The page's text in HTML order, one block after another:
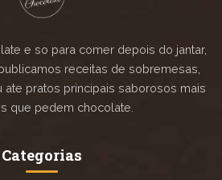
e so para comer depois do jantar,
receitas de sobremesas,
ate pratos principais saborosos mais
que pedem chocolate.
Categorias